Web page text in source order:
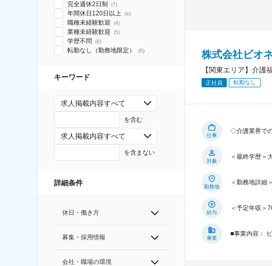
完全週休2日制 (7)
年間休日120日以上 (4)
職種未経験歓迎 (4)
業種未経験歓迎 (5)
学歴不問 (8)
転勤なし（勤務地限定） (5)
キーワード
求人掲載内容すべて
を含む
求人掲載内容すべて
を含まない
詳細条件
休日・働き方
募集・採用情報
会社・職場の環境
株式会社ビオ
【関東エリア】介
正社員 転勤なし
仕事
◇介護業界で
対象
＜最終学歴＞
勤務地
＜勤務地詳細
給与
＜予定年収＞
事業
■事業内容：